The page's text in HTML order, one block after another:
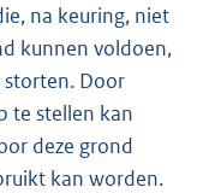
na keuring, niet
kunnen voldoen,
storten. Door
te stellen kan
deze grond
kan worden.